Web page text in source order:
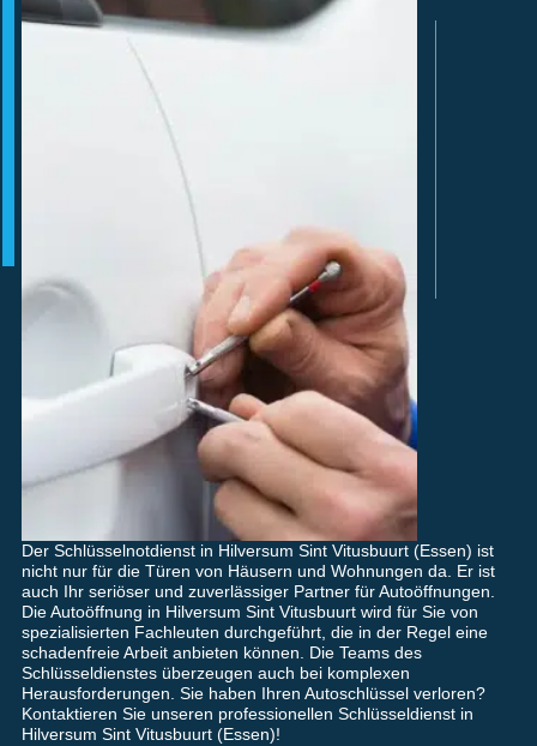
Der Schlüsselnotdienst in Hilversum Sint Vitusbuurt (Essen) ist
nicht nur für die Türen von Häusern und Wohnungen da. Er ist
auch Ihr seriöser und zuverlässiger Partner für Autoöffnungen.
Die Autoöffnung in Hilversum Sint Vitusbuurt wird für Sie von
spezialisierten Fachleuten durchgeführt, die in der Regel eine
schadenfreie Arbeit anbieten können. Die Teams des
Schlüsseldienstes überzeugen auch bei komplexen
Herausforderungen. Sie haben Ihren Autoschlüssel verloren?
Kontaktieren Sie unseren professionellen Schlüsseldienst in
Hilversum Sint Vitusbuurt (Essen)!